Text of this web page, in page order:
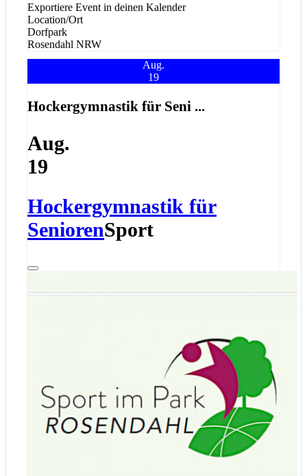
Exportiere Event in deinen Kalender
Location/Ort
Dorfpark
Rosendahl NRW
Aug.
19
Hockergymnastik für Seni ...
Aug.
19
Hockergymnastik für
SeniorenSport